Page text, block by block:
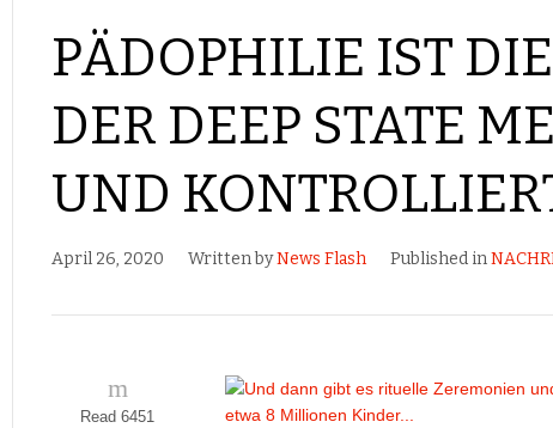
PÄDOPHILIE IST
DER DEEP STATE
UND
April 26, 2020 Written byNews Flash Published in
Read 6451